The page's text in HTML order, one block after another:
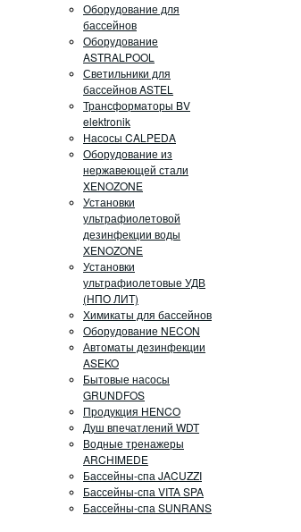
Оборудование для
бассейнов
Оборудование
ASTRALPOOL
Светильники для
бассейнов ASTEL
Трансформаторы BV
elektronik
Насосы CALPEDA
Оборудование из
нержавеющей стали
XENOZONE
Установки
ультрафиолетовой
дезинфекции воды
XENOZONE
Установки
ультрафиолетовые УДВ
(НПО ЛИТ)
Химикаты для бассейнов
Оборудование NECON
Автоматы дезинфекции
ASEKO
Бытовые насосы
GRUNDFOS
Продукция HENCO
Душ впечатлений WDT
Водные тренажеры
ARCHIMEDE
Бассейны-спа JACUZZI
Бассейны-спа VITA SPA
Бассейны-спа SUNRANS